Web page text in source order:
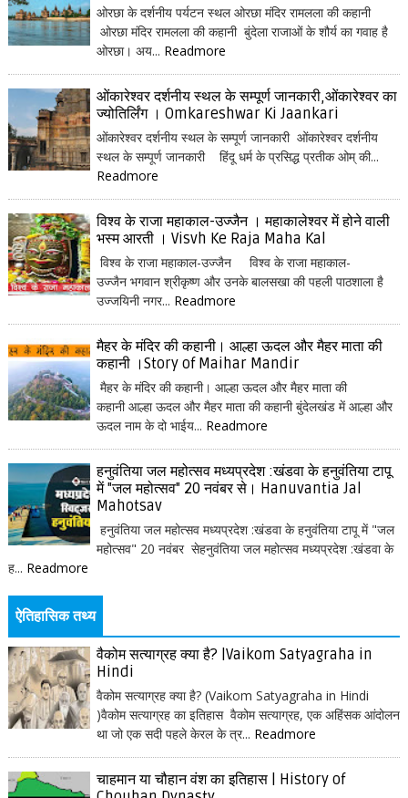
ओरछा के दर्शनीय पर्यटन स्थल ओरछा मंदिर रामलला की कहानी
ओरछा मंदिर रामलला की कहानी बुंदेला राजाओं के शौर्य का गवाह है
ओरछा। अय... Readmore
ओंकारेश्वर दर्शनीय स्थल के सम्पूर्ण जानकारी,ओंकारेश्वर का
ज्योतिर्लिंग । Omkareshwar Ki Jaankari
ओंकारेश्वर दर्शनीय स्थल के सम्पूर्ण जानकारी ओंकारेश्वर दर्शनीय
स्थल के सम्पूर्ण जानकारी हिंदू धर्म के प्रसिद्ध प्रतीक ओम् की...
Readmore
विश्व के राजा महाकाल-उज्जैन । महाकालेश्वर में होने वाली
भस्म आरती । Visvh Ke Raja Maha Kal
विश्व के राजा महाकाल-उज्जैन विश्व के राजा महाकाल-
उज्जैन भगवान श्रीकृष्ण और उनके बालसखा की पहली पाठशाला है
उज्जयिनी नगर... Readmore
मैहर के मंदिर की कहानी। आल्हा ऊदल और मैहर माता की
कहानी ।Story of Maihar Mandir
मैहर के मंदिर की कहानी। आल्हा ऊदल और मैहर माता की
कहानी आल्हा ऊदल और मैहर माता की कहानी बुंदेलखंड में आल्हा और
ऊदल नाम के दो भाईय... Readmore
हनुवंतिया जल महोत्सव मध्यप्रदेश :खंडवा के हनुवंतिया टापू
में "जल महोत्सव" 20 नवंबर से। Hanuvantia Jal
Mahotsav
हनुवंतिया जल महोत्सव मध्यप्रदेश :खंडवा के हनुवंतिया टापू में "जल
महोत्सव" 20 नवंबर सेहनुवंतिया जल महोत्सव मध्यप्रदेश :खंडवा के
ह... Readmore
ऐतिहासिक तथ्य
वैकोम सत्याग्रह क्या है? |Vaikom Satyagraha in
Hindi
वैकोम सत्याग्रह क्या है? (Vaikom Satyagraha in Hindi
)वैकोम सत्याग्रह का इतिहास वैकोम सत्याग्रह, एक अहिंसक आंदोलन
था जो एक सदी पहले केरल के त्र... Readmore
चाहमान या चौहान वंश का इतिहास | History of